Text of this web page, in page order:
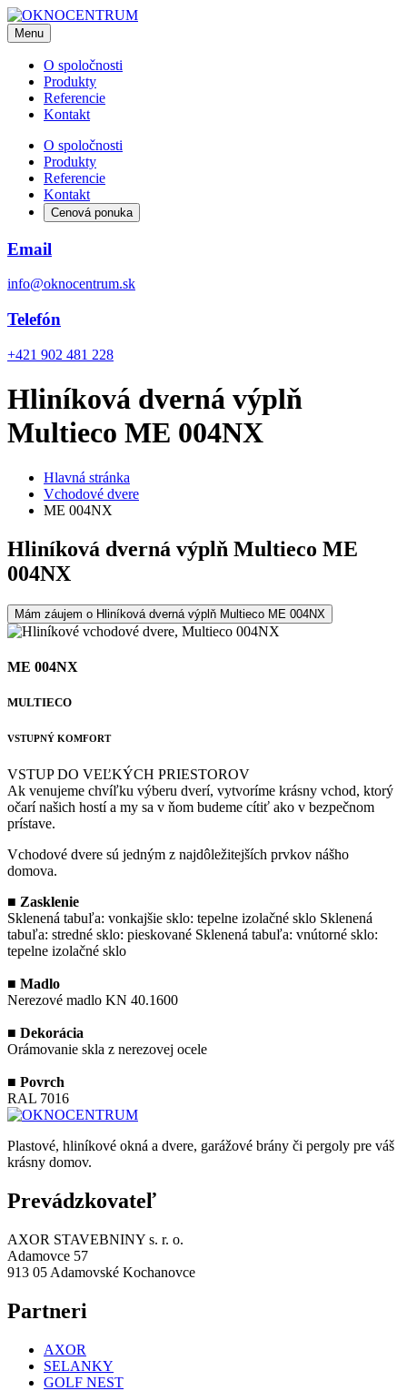
Menu
O spoločnosti
Produkty
Referencie
Kontakt
O spoločnosti
Produkty
Referencie
Kontakt
Cenová ponuka
Email
info@oknocentrum.sk
Telefón
+421 902 481 228
Hliníková dverná výplň
Multieco ME 004NX
Hlavná stránka
Vchodové dvere
ME 004NX
Hliníková dverná výplň Multieco ME
004NX
Mám záujem o Hliníková dverná výplň Multieco ME 004NX
ME 004NX
MULTIECO
VSTUPNÝ KOMFORT
VSTUP DO VEĽKÝCH PRIESTOROV
Ak venujeme chvíľku výberu dverí, vytvoríme krásny vchod, ktorý
očarí našich hostí a my sa v ňom budeme cítiť ako v bezpečnom
prístave.
Vchodové dvere sú jedným z najdôležitejších prvkov nášho
domova.
■ Zasklenie
Sklenená tabuľa: vonkajšie sklo: tepelne izolačné sklo Sklenená
tabuľa: stredné sklo: pieskované Sklenená tabuľa: vnútorné sklo:
tepelne izolačné sklo
■ Madlo
Nerezové madlo KN 40.1600
■ Dekorácia
Orámovanie skla z nerezovej ocele
■ Povrch
RAL 7016
Plastové, hliníkové okná a dvere, garážové brány či pergoly pre váš
krásny domov.
Prevádzkovateľ
AXOR STAVEBNINY s. r. o.
Adamovce 57
913 05 Adamovské Kochanovce
Partneri
AXOR
SELANKY
GOLF NEST